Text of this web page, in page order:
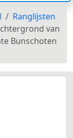
Ranglijsten
van
Bunschoten